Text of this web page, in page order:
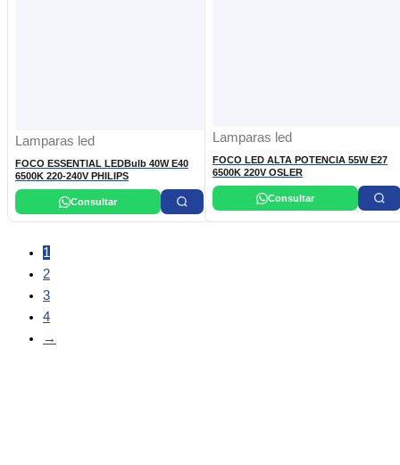
Lamparas led
FOCO ESSENTIAL LEDBulb 40W E40
6500K 220-240V PHILIPS
Consultar
Lamparas led
FOCO LED ALTA POTENCIA 55W E27
6500K 220V OSLER
Consultar
1
2
3
4
→